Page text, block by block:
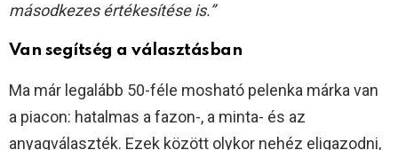
másodkezes értékesítése is.”
Van segítség a választásban
Ma már legalább 50-féle mosható pelenka márka van
a piacon: hatalmas a fazon-, a minta- és az
anyagválaszték. Ezek között olykor nehéz eligazodni,